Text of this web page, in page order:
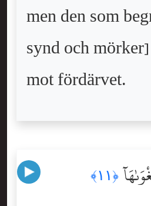
men den som
synd och
mot fördärvet.
﴿١١﴾